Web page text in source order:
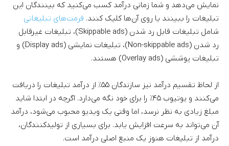
نمایش می‌دهد و شما زمانی درآمد کسب می‌کنید که بینندگان این
تبلیغات را ببینند یا روی آن‌ها کلیک کنند. فرمت‌های تبلیغاتی
شامل تبلیغات قابل رد شدن (Skippable ads)، تبلیغات غیرقابل
رد شدن (Non-skippable ads)، تبلیغات نمایشی (Display ads) و
تبلیغات پوششی (Overlay ads) هستند.
از لحاظ تقسیم درآمد نیز سازندگان ۵۵٪ از درآمد تبلیغات را دریافت
می‌کنند و یوتیوب ۴۵٪ را برای خود نگه می‌دارد. اگرچه در ابتدا شاید
مبلغ زیادی به نظر نرسد، اما وقتی یک ویدیو محبوب می‌شود، درآمد
آن می‌تواند به سرعت افزایش یابد. برای بسیاری از تولیدکنندگان،
درآمد از تبلیغات هنوز یک منبع اصلی درآمد است.